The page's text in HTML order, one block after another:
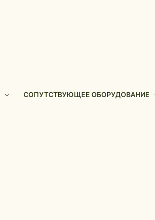
СОПУТСТВУЮЩЕЕ ОБОРУДОВАНИЕ